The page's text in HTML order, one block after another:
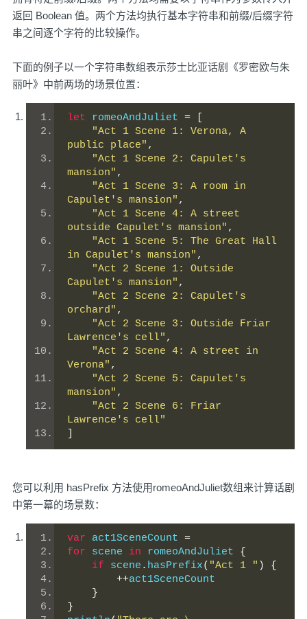
返回 Boolean 值。两个方法均执行基本字符串和前缀/后缀字符
串之间逐个字符的比较操作。
下面的例子以一个字符串数组表示莎士比亚话剧《罗密欧与朱
丽叶》中前两场的场景位置：
let romeoAndJuliet =
"Act 1 Scene 1: Verona, A
public place" ,
"Act 1 Scene 2: Capulet's
mansion" ,
"Act 1 Scene 3: A room in
Capulet's mansion" ,
"Act 1 Scene 4: A street
outside Capulet's mansion" ,
"Act 1 Scene 5: The Great Hall
in Capulet's mansion" ,
"Act 2 Scene 1: Outside
Capulet's mansion" ,
"Act 2 Scene 2: Capulet's
orchard" ,
"Act 2 Scene 3: Outside Friar
Lawrence's cell" ,
"Act 2 Scene 4: A street in
Verona" ,
"Act 2 Scene 5: Capulet's
mansion" ,
"Act 2 Scene 6: Friar
Lawrence's cell"
您可以利用 hasPrefix 方法使用romeoAndJuliet数组来计算话剧
中第一幕的场景数：
var act1SceneCount =
for scene in romeoAndJuliet {
if scene . hasPrefix( "Act 1 " )
{
++act1SceneCount
}
}